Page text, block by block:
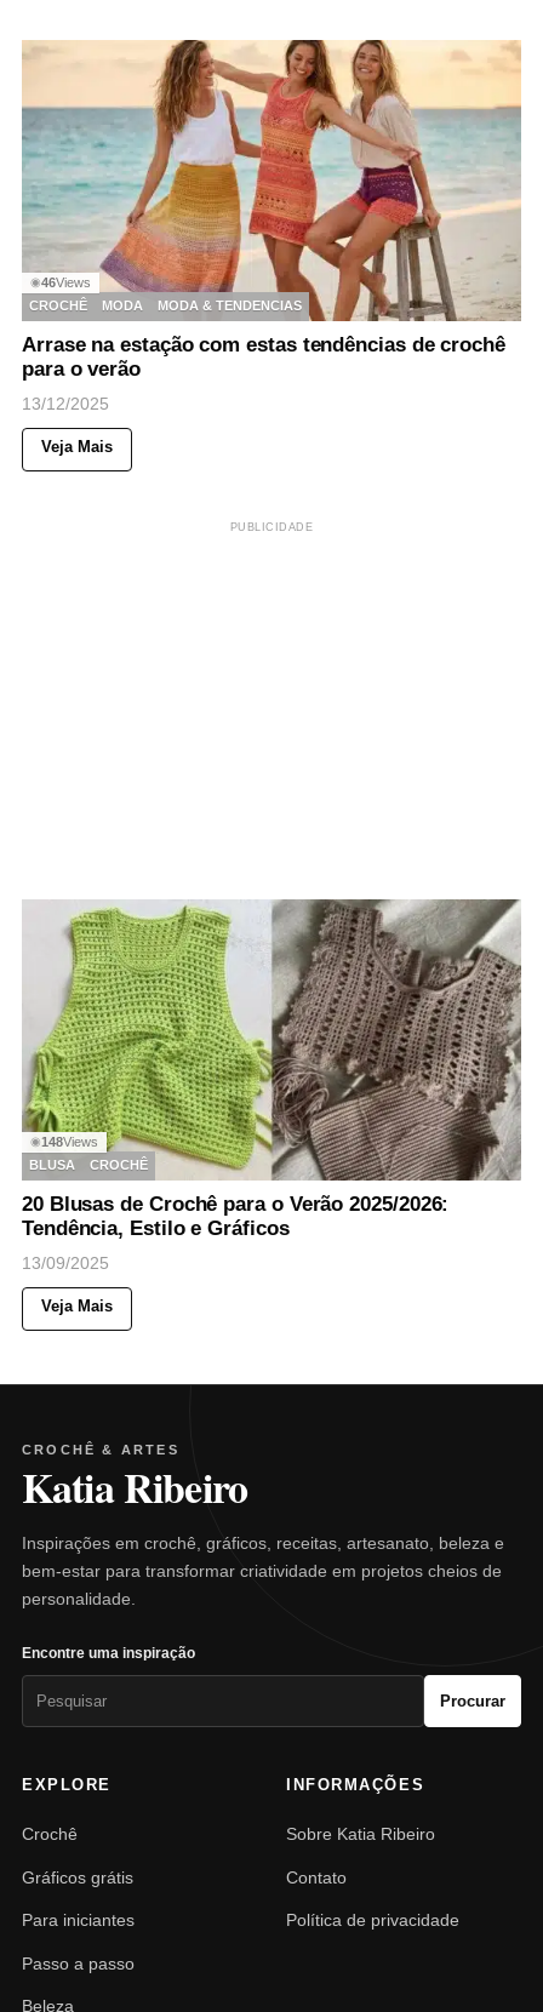
◉46Views
CROCHÊ
MODA MODA & TENDENCIAS
Arrase na estação com estas tendências de crochê
para o verão
13/12/2025
Veja Mais
PUBLICIDADE
◉148Views
BLUSA
CROCHÊ
20 Blusas de Crochê para o Verão 2025/2026:
Tendência, Estilo e Gráficos
13/09/2025
Veja Mais
CROCHÊ & ARTES
Katia Ribeiro
Inspirações em crochê, gráficos, receitas, artesanato, beleza e
bem-estar para transformar criatividade em projetos cheios de
personalidade.
Encontre uma inspiração
Procurar
EXPLORE
Crochê
Gráficos grátis
Para iniciantes
Passo a passo
Beleza
INFORMAÇÕES
Sobre Katia Ribeiro
Contato
Política de privacidade